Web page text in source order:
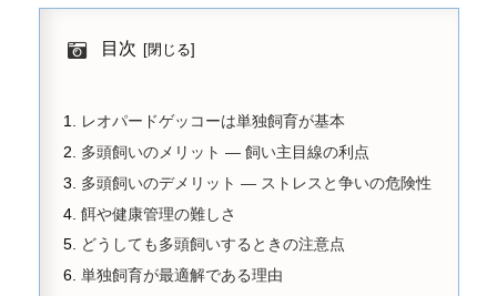
目次
レオパードゲッコーは単独飼育が基本
多頭飼いのメリット ― 飼い主目線の利点
多頭飼いのデメリット ― ストレスと争いの危険性
餌や健康管理の難しさ
どうしても多頭飼いするときの注意点
単独飼育が最適解である理由